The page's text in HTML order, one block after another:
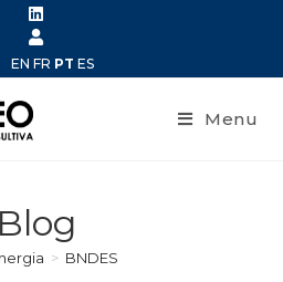
EN FR PT ES
Menu
Blog
> BNDES